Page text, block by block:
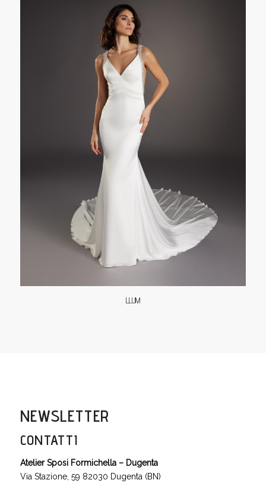
LLUM
NEWSLETTER
CONTATTI
Atelier Sposi Formichella – Dugenta
Via Stazione, 59 82030 Dugenta (BN)